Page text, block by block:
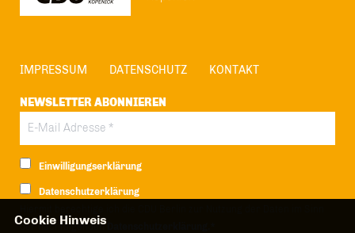
IMPRESSUM DATENSCHUTZ KONTAKT
NEWSLETTER ABONNIEREN
Einwilligungserklärung
Datenschutzerklärung
der nachfolgenden
Cookie Hinweis